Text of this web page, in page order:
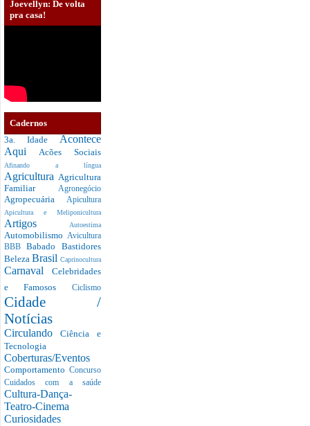
Joevellyn: De volta
pra casa!
Cadernos
3a. Idade Acontece
Aqui Acões Sociais
Afinando a língua
Agricultura Agricultura
Familiar Agronegócio
Agropecuária Apicultura
Apicultura e Meliponicultura
Artigos Autoestima
Automobilismo Avicultura
BBBBabado Bastidores
Beleza Brasil Caprinocultura
Carnaval Celebridades
e Famosos Ciclismo
Cidade /
Notícias
CirculandoCiência e
Tecnologia
Coberturas/Eventos
Comportamento Concurso
Cuidados com a saúde
Cultura-Dança-
Teatro-Cinema
Curiosidades